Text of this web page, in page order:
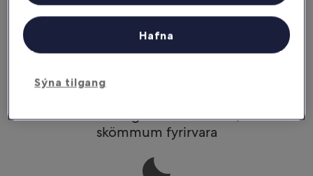
Sparaðu enn meira
Fáðu afslátt af völdum hótelum í appinu
Bókaðu hvar og hvenær sem er, með
skömmum fyrirvara
Sýna tilgang
Hafna